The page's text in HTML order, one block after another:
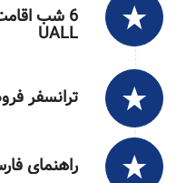
UALL
ترانسفر
راهنمای